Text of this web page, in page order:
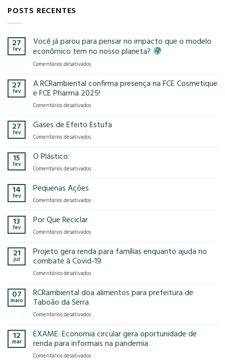
POSTS RECENTES
27
fev
Você já parou para pensar no impacto que o modelo
econômico tem no nosso planeta?
Comentários desativadosem
já
parou
para
pensar
impacto
o
tem
27
fev
A RCRambiental confirma presença na FCE Cosmetique
e FCE Pharma 2025!
Comentários desativadosem
RCRambiental
presença
e
2025!
27
fev
Gases de Efeito Estufa
Comentários desativadosem
Estufa
15
fev
O Plástico:
Comentários desativadosem
14
fev
Pequenas Ações
Comentários desativadosem
13
fev
Por Que Reciclar
Comentários desativadosem
Que
Reciclar
21
jul
Projeto gera renda para famílias enquanto ajuda no
combate à Covid-19
Comentários desativadosem
gera
famílias
ajuda
no
à
07
maio
RCRambiental doa alimentos para prefeitura de
Taboão da Serra
Comentários desativadosem
doa
alimentos
para
prefeitura
12
mar
EXAME: Economia circular gera oportunidade de
renda para informais na pandemia
Comentários desativadosem